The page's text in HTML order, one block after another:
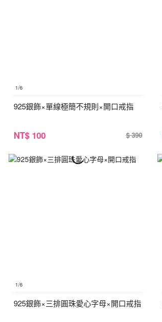
1/6
925銀飾×單線極簡不規則×開口戒指
NT$ 100 $ 390
1/6
925銀飾×三排圓珠愛心字母×開口戒指